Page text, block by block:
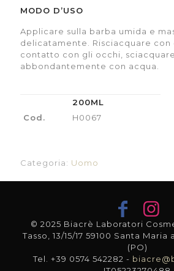
MODO D’USO
Applicare sulla barba umida e
delicatamente. Risciacquare con
contatto con gli occhi, sciacquare
abbondantemente con acqua.
200ML
Cod.
H0067
Categoria: Uomo
© 2025 Biacrè Laboratori
Tasso, 13/15/17 59100 Santa
(PO)
Tel. +39 0574 542282 -